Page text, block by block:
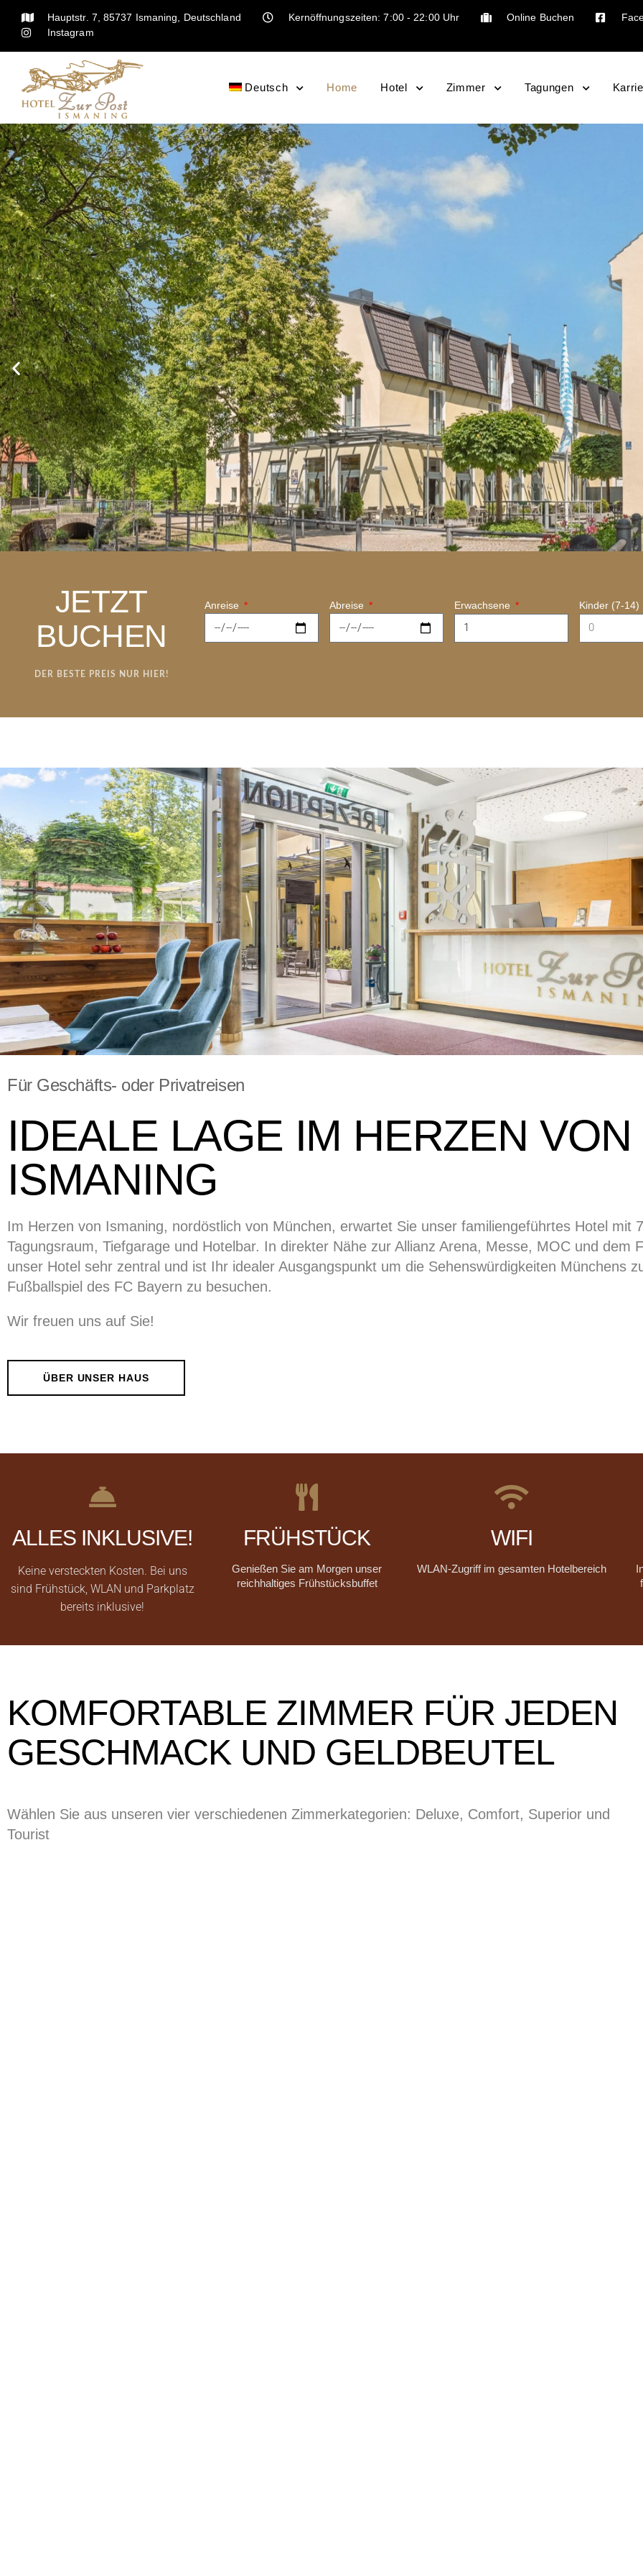
Hauptstr. 7, 85737 Ismaning, Deutschland Kernöffnungszeiten: 7:00 - 22:00 Uhr Online Buchen
Instagram
Deutsch Home Hotel Zimmer Tagungen
HERZLICH WILLKOMMEN
IM HERZEN VON
JETZT
BUCHEN
DER BESTE PREIS NUR HIER!
Anreise Abreise Erwachsene Kinder (7-14)
Für Geschäfts- oder Privatreisen
IDEALE LAGE IM HERZEN VON
ISMANING
Im Herzen von Ismaning, nordöstlich von München, erwartet Sie unser familiengeführtes Hotel mit
Tagungsraum, Tiefgarage und Hotelbar. In direkter Nähe zur Allianz Arena, Messe, MOC und dem
unser Hotel sehr zentral und ist Ihr idealer Ausgangspunkt um die Sehenswürdigkeiten Münchens
Fußballspiel des FC Bayern zu besuchen.
Wir freuen uns auf Sie!
ÜBER UNSER HAUS
ALLES INKLUSIVE!
Keine versteckten Kosten. Bei uns
sind Frühstück, WLAN und Parkplatz
bereits inklusive!
FRÜHSTÜCK
Genießen Sie am Morgen unser
reichhaltiges Frühstücksbuffet
WIFI
WLAN-Zugriff im gesamten Hotelbereich
KOMFORTABLE ZIMMER FÜR JEDEN
GESCHMACK UND GELDBEUTEL
Wählen Sie aus unseren vier verschiedenen Zimmerkategorien: Deluxe, Comfort, Superior und
Tourist